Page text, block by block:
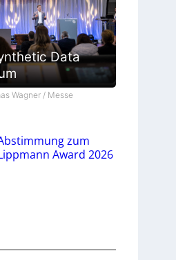
Data
Wagner / Messe
zum
Award 2026